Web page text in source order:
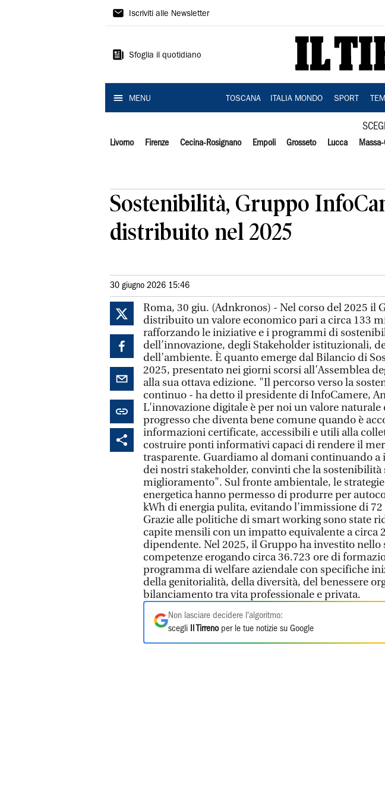
Il
Iscriviti alle Newsletter
Sfoglia il quotidiano
MENU TOSCANA ITALIA MONDO SPORT
Livorno Firenze Cecina-Rosignano Empoli Grosseto Lucca
Sostenibilità, Gruppo
distribuito nel 2025
30 giugno 2026 15:46
Roma, 30 giu. (Adnkronos) - Nel corso del 2025 il
distribuito un valore economico pari a circa 133
rafforzando le iniziative e i programmi di
dell’innovazione, degli Stakeholder istituzionali,
dell’ambiente. È quanto emerge dal Bilancio di
2025, presentato nei giorni scorsi all’Assemblea
alla sua ottava edizione. "Il percorso verso la
continuo - ha detto il presidente di InfoCamere,
L'innovazione digitale è per noi un valore naturale
progresso che diventa bene comune quando è
informazioni certificate, accessibili e utili alla
costruire ponti informativi capaci di rendere il
trasparente. Guardiamo al domani continuando a
dei nostri stakeholder, convinti che la sostenibilità
miglioramento". Sul fronte ambientale, le
energetica hanno permesso di produrre per
kWh di energia pulita, evitando l’immissione di
Grazie alle politiche di smart working sono state
capite mensili con un impatto equivalente a circa
dipendente. Nel 2025, il Gruppo ha investito
competenze erogando circa 36.723 ore di
programma di welfare aziendale con specifiche
della genitorialità, della diversità, del benessere
bilanciamento tra vita professionale e privata.
Non lasciare decidere l'algoritmo:
scegli
Il Tirrenoper le tue notizie su Google